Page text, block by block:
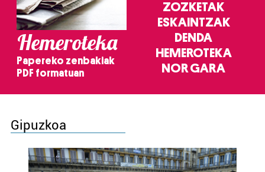
Hemeroteka
Papereko zenbakiak
PDF formatuan
ZOZKETAK
ESKAINTZAK
DENDA
HEMEROTEKA
NOR GARA
Gipuzkoa